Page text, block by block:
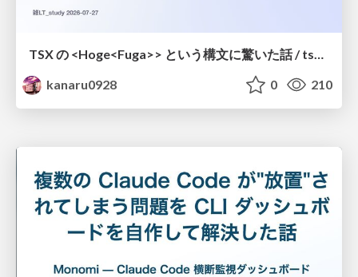
TSX の <Hoge<Fuga>> という構文に驚いた話 / tsx-type-argument-syntax
kanaru0928
0 210